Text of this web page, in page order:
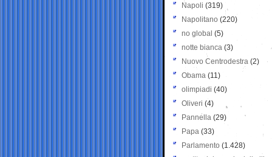
Napoli (319)
Napolitano (220)
no global (5)
notte bianca (3)
Nuovo Centrodestra (2)
Obama (11)
olimpiadi (40)
Oliveri (4)
Pannella (29)
Papa (33)
Parlamento (1.428)